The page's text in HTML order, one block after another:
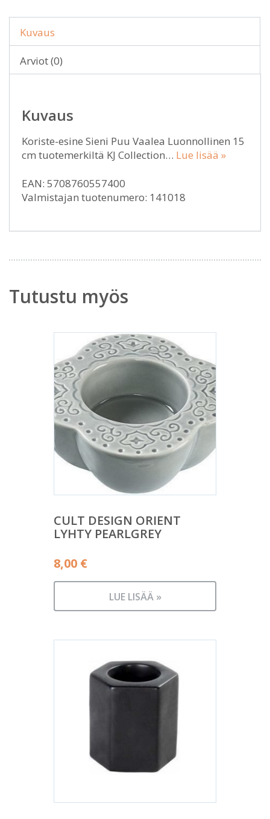
Kuvaus
Arviot (0)
Kuvaus
Koriste-esine Sieni Puu Vaalea Luonnollinen 15
cm tuotemerkiltä KJ Collection… Lue lisää »
EAN: 5708760557400
Valmistajan tuotenumero: 141018
Tutustu myös
CULT DESIGN ORIENT
LYHTY PEARLGREY
8,00 €
LUE LISÄÄ »